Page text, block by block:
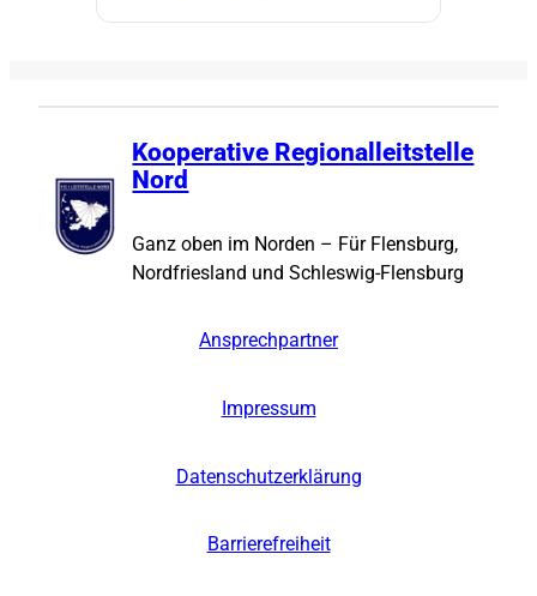
Kooperative Regionalleitstelle
Nord
Ganz oben im Norden – Für Flensburg,
Nordfriesland und Schleswig-Flensburg
Ansprechpartner
Impressum
Datenschutzerklärung
Barrierefreiheit